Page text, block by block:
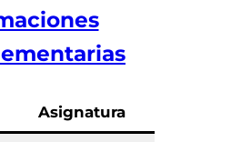
Asignatura